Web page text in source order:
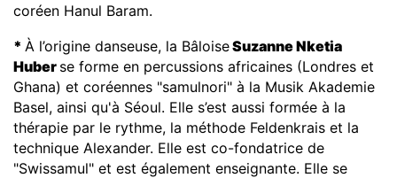
coréen Hanul Baram.
* À l’origine danseuse, la BâloiseSuzanne Nketia
Huber se forme en percussions africaines (Londres et
Ghana) et coréennes "samulnori" à la Musik Akademie
Basel, ainsi qu'à Séoul. Elle s’est aussi formée à la
thérapie par le rythme, la méthode Feldenkrais et la
technique Alexander. Elle est co-fondatrice de
"Swissamul" et est également enseignante. Elle se